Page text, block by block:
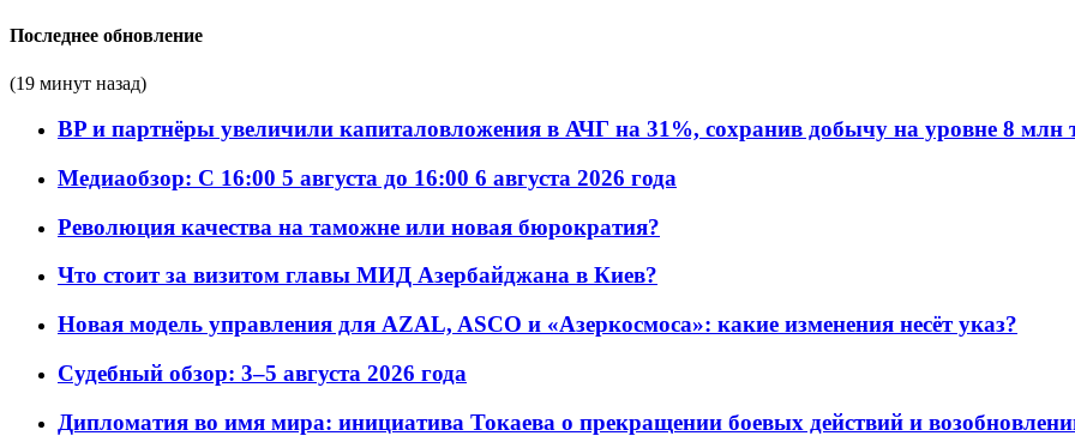
Последнее обновление
(19 минут назад)
BP и партнёры увеличили капиталовложения в АЧГ на 31%, сохранив добычу на уровне 8 млн
Медиаобзор: С 16:00 5 августа до 16:00 6 августа 2026 года
Революция качества на таможне или новая бюрократия?
Что стоит за визитом главы МИД Азербайджана в Киев?
Новая модель управления для AZAL, ASCO и «Азеркосмоса»: какие изменения несёт указ?
Судебный обзор: 3–5 августа 2026 года
Дипломатия во имя мира: инициатива Токаева о прекращении боевых действий и